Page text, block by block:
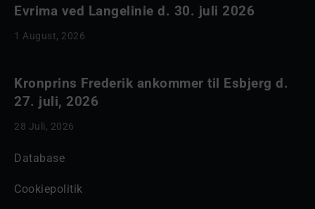
Evrima ved Langelinie d. 30. juli 2026
1 August, 2026
Kronprins Frederik ankommer til Esbjerg d.
27. juli, 2026
28 Juli, 2026
Database
Cookiepolitik